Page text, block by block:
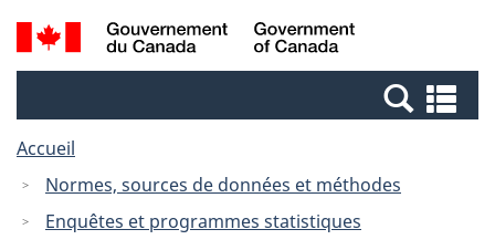
Passer
au
Passer
à
Canada
Recherche
et
et
Accueil
Normes, sources de données et méthodes
Enquêtes et programmes statistiques